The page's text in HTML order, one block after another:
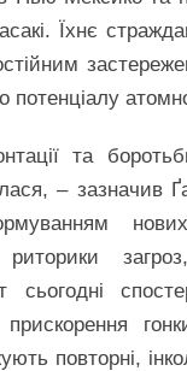
Їхнє
потенціалу
та
– зазначив
риторики
сьогодні
повторні,